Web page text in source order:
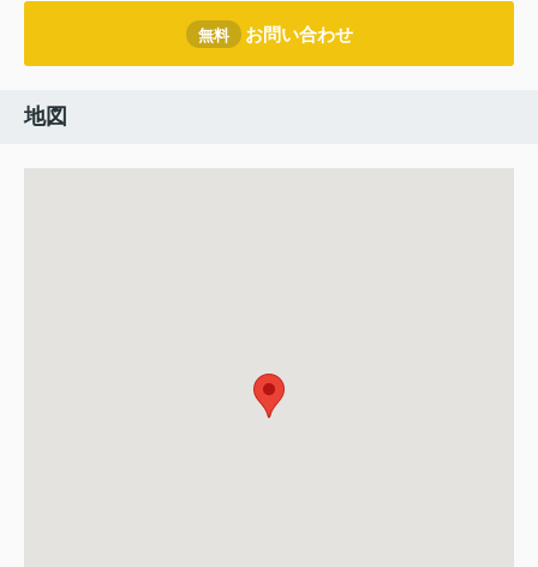
無料 お問い合わせ
地図